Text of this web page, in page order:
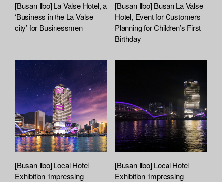
[Busan Ilbo] La Valse Hotel, a
‘Business in the La Valse
city’ for Businessmen
[Busan Ilbo] Busan La Valse
Hotel, Event for Customers
Planning for Children’s First
Birthday
[Busan Ilbo] Local Hotel
Exhibition ‘Impressing
[Busan Ilbo] Local Hotel
Exhibition ‘Impressing